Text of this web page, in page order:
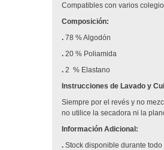
Compatibles con varios
Composición:
.78 % Algodón
. 20 % Poliamida
.2 % Elastano
Instrucciones de Lavado y
Siempre por el revés y no
no utilice la secadora ni la
Información Adicional:
. Stock disponible durante